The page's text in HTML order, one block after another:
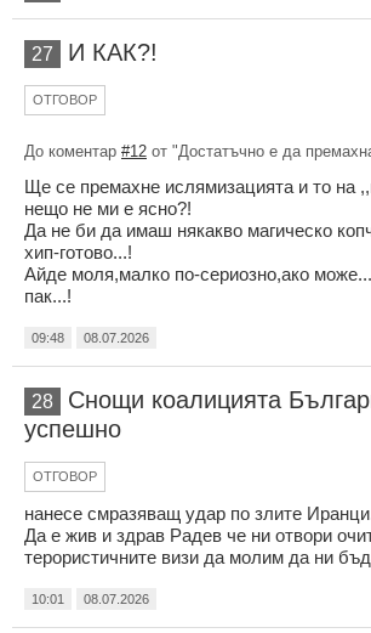
27 И КАК?!
ОТГОВОР
До коментар #12 от "Достатъчно е да
Ще се премахне ислямизацията и то на
нещо не ми е ясно?!
Да не би да имаш някакво магическо
хип-готово...!
Айде моля,малко по-сериозно,ако
пак...!
09:48 08.07.2026
28
Снощи коалицията
успешно
ОТГОВОР
нанесе смразяващ удар по злите
Да е жив и здрав Радев че ни отвори
терористичните визи да молим да ни
10:01 08.07.2026